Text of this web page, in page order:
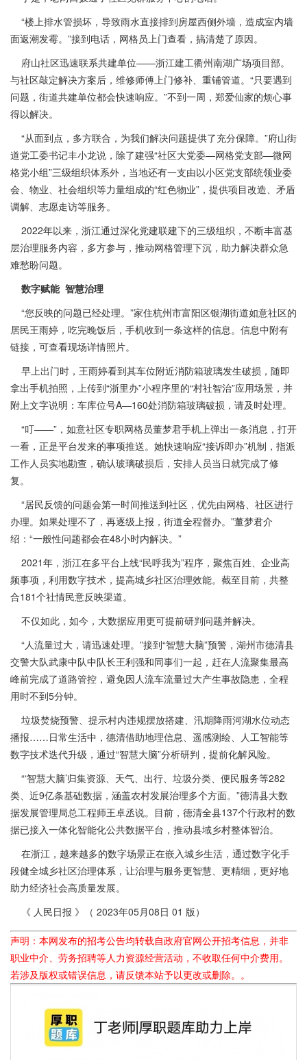
“楼上排水管损坏，导致雨水直接排到房屋西侧外墙，造成室内墙
面返潮发霉。”接到电话，网格员上门查看，搞清楚了原因。
府山社区迅速联系共建单位——浙江建工衢州南湖广场项目部。
与社区敲定解决方案后，维修师傅上门修补、重铺管道。“只要遇到
问题，街道共建单位都会快速响应。”不到一周，郑爱仙家的烦心事
得以解决。
“从面到点，多方联合，为我们解决问题提供了充分保障。”府山街
道党工委书记丰小龙说，除了建强“社区大党委—网格党支部—微网
格党小组”三级组织体系外，当地还有一支由以小区党支部统领业委
会、物业、社会组织等力量组成的“红色物业”，提供项目改造、矛盾
调解、志愿走访等服务。
2022年以来，浙江通过深化党建联建下的三级组织，不断丰富基
层治理服务内容，多方参与，推动网格管理下沉，助力解决群众急
难愁盼问题。
数字赋能 智慧治理
“您反映的问题已经处理。”家住杭州市富阳区银湖街道如意社区的
居民王雨婷，吃完晚饭后，手机收到一条这样的信息。信息中附有
链接，可查看现场详情照片。
早上出门时，王雨婷看到其车位附近消防箱玻璃发生破损，随即
拿出手机拍照，上传到“浙里办”小程序里的“村社智治”应用场景，并
附上文字说明：车库位号A—160处消防箱玻璃破损，请及时处理。
“叮——”，如意社区专职网格员董梦君手机上弹出一条消息，打开
一看，正是平台发来的事项推送。她快速响应“接诉即办”机制，指派
工作人员实地勘查，确认玻璃破损后，安排人员当日就完成了修
复。
“居民反馈的问题会第一时间推送到社区，优先由网格、社区进行
办理。如果处理不了，再逐级上报，街道全程督办。”董梦君介
绍：“一般性问题都会在48小时内解决。”
2021年，浙江在多平台上线“民呼我为”程序，聚焦百姓、企业高
频事项，利用数字技术，提高城乡社区治理效能。截至目前，共整
合181个社情民意反映渠道。
不仅如此，如今，大数据应用更可提前研判问题并解决。
“人流量过大，请迅速处理。”接到“智慧大脑”预警，湖州市德清县
交警大队武康中队中队长王利强和同事们一起，赶在人流聚集最高
峰前完成了道路管控，避免因人流车流量过大产生事故隐患，全程
用时不到5分钟。
垃圾焚烧预警、提示村内违规摆放搭建、汛期降雨河湖水位动态
播报……日常生活中，德清借助地理信息、遥感测绘、人工智能等
数字技术迭代升级，通过“智慧大脑”分析研判，提前化解风险。
“‘智慧大脑’归集资源、天气、出行、垃圾分类、便民服务等282
类、近9亿条基础数据，涵盖农村发展治理多个方面。”德清县大数
据发展管理局总工程师王卓丞说。目前，德清全县137个行政村的数
据已接入一体化智能化公共数据平台，推动县域乡村整体智治。
在浙江，越来越多的数字场景正在嵌入城乡生活，通过数字化手
段健全城乡社区治理体系，让治理与服务更智慧、更精细，更好地
助力经济社会高质量发展。
《 人民日报 》（ 2023年05月08日 01 版）
声明：本网发布的招考公告均转载自政府官网公开招考信息，并非
职业中介、劳务招聘等人力资源经营活动，不收取任何中介费用。
若涉及版权或错误信息，请反馈本站予以更改或删除。。